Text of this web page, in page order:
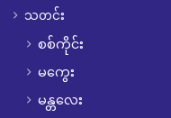
သတင်း
စစ်ကိုင်း
မကွေး
မန္တလေး